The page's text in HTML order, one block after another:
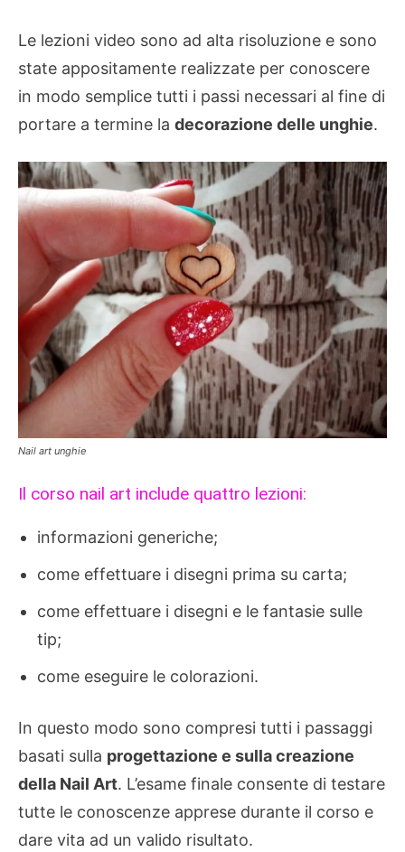
Le lezioni video sono ad alta risoluzione e sono
state appositamente realizzate per conoscere
in modo semplice tutti i passi necessari al fine di
portare a termine la decorazione delle unghie.
Nail art unghie
Il corso nail art include quattro lezioni:
informazioni generiche;
come effettuare i disegni prima su carta;
come effettuare i disegni e le fantasie sulle
tip;
come eseguire le colorazioni.
In questo modo sono compresi tutti i passaggi
basati sulla progettazione e sulla creazione
della Nail Art. L’esame finale consente di testare
tutte le conoscenze apprese durante il corso e
dare vita ad un valido risultato.